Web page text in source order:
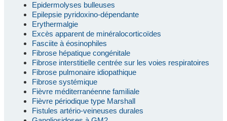
Epidermolyses bulleuses
Epilepsie pyridoxino-dépendante
Erythermalgie
Excès apparent de minéralocorticoïdes
Fasciite à éosinophiles
Fibrose hépatique congénitale
Fibrose interstitielle centrée sur les voies respiratoires
Fibrose pulmonaire idiopathique
Fibrose systémique
Fièvre méditerranéenne familiale
Fièvre périodique type Marshall
Fistules artério-veineuses durales